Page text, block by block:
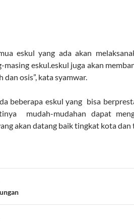
eskul yang ada akan
masing eskul.eskul juga akan
dan osis”, kata syamwar.
beberapa eskul yang bisa
mudah-mudahan dapat
akan datang baik tingkat kota